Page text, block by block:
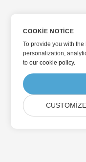
COOKIE NOTICE
To provide you with
personalization,
toour cookie policy.
CUSTOMIZE